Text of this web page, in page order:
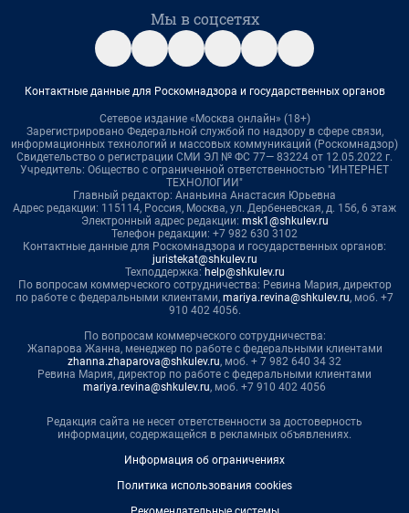
Мы в соцсетях
Контактные данные для Роскомнадзора и государственных органов
Сетевое издание «Москва онлайн» (18+)
Зарегистрировано Федеральной службой по надзору в сфере связи,
информационных технологий и массовых коммуникаций (Роскомнадзор)
Свидетельство о регистрации СМИ ЭЛ № ФС 77— 83224 от 12.05.2022 г.
Учредитель: Общество с ограниченной ответственностью "ИНТЕРНЕТ
ТЕХНОЛОГИИ"
Главный редактор: Ананьина Анастасия Юрьевна
Адрес редакции: 115114, Россия, Москва, ул. Дербеневская, д. 15б, 6 этаж
Электронный адрес редакции: msk1@shkulev.ru
Телефон редакции: +7 982 630 3102
Контактные данные для Роскомнадзора и государственных органов:
juristekat@shkulev.ru
Техподдержка: help@shkulev.ru
По вопросам коммерческого сотрудничества: Ревина Мария, директор
по работе с федеральными клиентами, mariya.revina@shkulev.ru, моб. +7
910 402 4056.
По вопросам коммерческого сотрудничества:
Жапарова Жанна, менеджер по работе с федеральными клиентами
zhanna.zhaparova@shkulev.ru, моб. + 7 982 640 34 32
Ревина Мария, директор по работе с федеральными клиентами
mariya.revina@shkulev.ru, моб. +7 910 402 4056
Редакция сайта не несет ответственности за достоверность
информации, содержащейся в рекламных объявлениях.
Информация об ограничениях
Политика использования cookies